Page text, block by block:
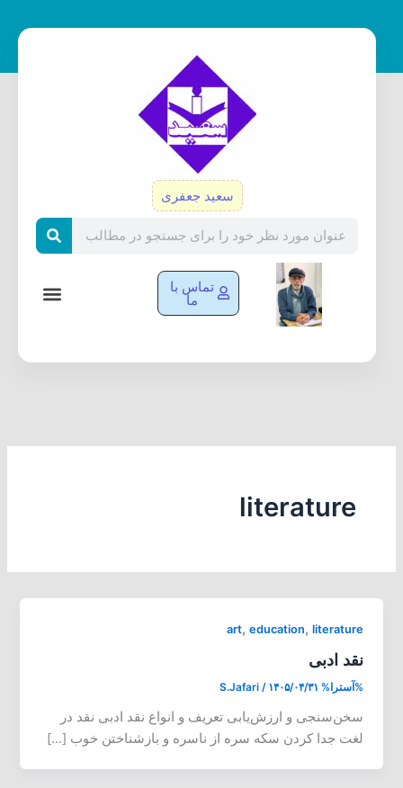
سعید جعفری
تماس با
ما
literature
art, education, literature
نقد ادبی
%آسترا% S.Jafari / ۱۴۰۵/۰۴/۳۱
سخن‌سنجی و ارزش‌یابی تعریف و انواع نقد ادبی نقد در
لغت جدا کردن سکه سره از ناسره و بازشناختن خوب […]